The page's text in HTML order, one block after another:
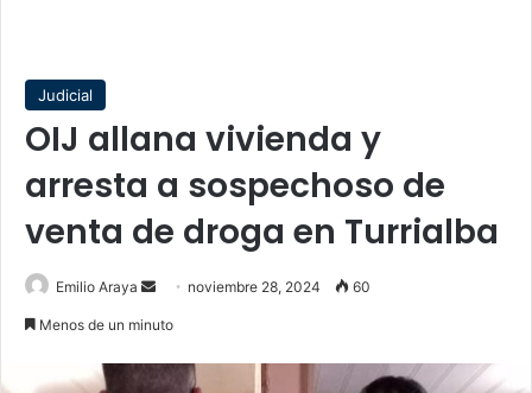
Judicial
OIJ allana vivienda y
arresta a sospechoso de
venta de droga en Turrialba
Emilio Araya
Send noviembre 28, 2024 60
Menos de un minuto